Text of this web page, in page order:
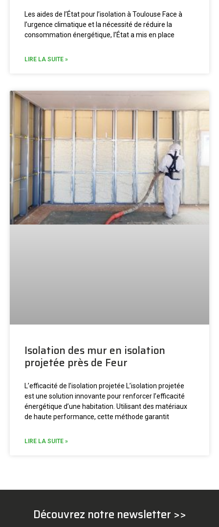
Les aides de l’État pour l’isolation à Toulouse Face à
l’urgence climatique et la nécessité de réduire la
consommation énergétique, l’État a mis en place
LIRE LA SUITE »
Isolation des mur en isolation
projetée près de Feur
L’efficacité de l’isolation projetée L’isolation projetée
est une solution innovante pour renforcer l’efficacité
énergétique d’une habitation. Utilisant des matériaux
de haute performance, cette méthode garantit
LIRE LA SUITE »
Découvrez notre newsletter >>